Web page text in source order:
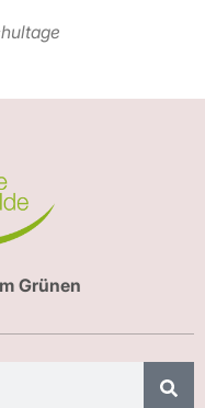
Grünen